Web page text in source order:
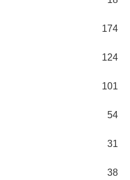
174
124
101
54
31
38